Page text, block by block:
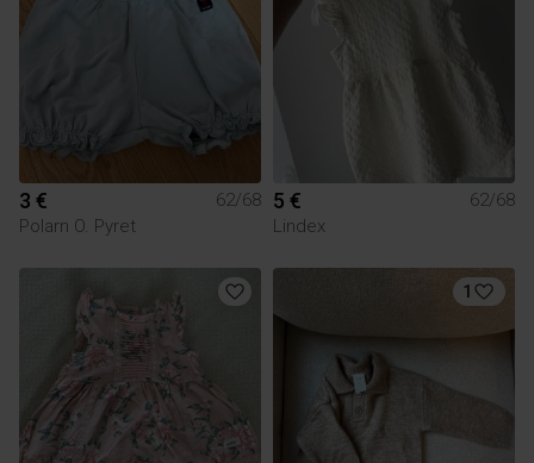
3 €
62/68
Polarn O. Pyret
5 €
62/68
Lindex
1